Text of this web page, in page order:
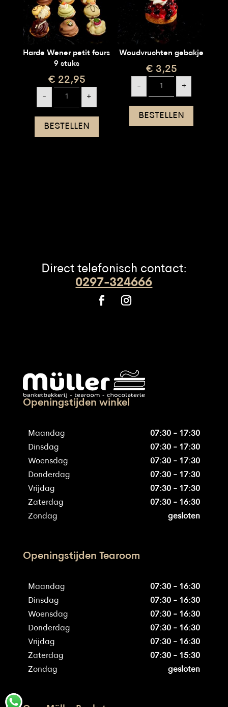
Harde Wener petit fours
9 stuks
€ 22,95
-
Wener
petit
fours
9
stuks
aantal
+
BESTELLEN
Woudvruchten gebakje
€ 3,25
-
gebakje
aantal
+
BESTELLEN
Direct telefonisch contact:
0297-324666
Openingstijden winkel
Maandag
07:30 - 17:30
Dinsdag
07:30 - 17:30
Woensdag
07:30 - 17:30
Donderdag
07:30 - 17:30
Vrijdag
07:30 - 17:30
Zaterdag
07:30 - 16:30
Zondag
gesloten
Openingstijden Tearoom
Maandag
07:30 - 16:30
Dinsdag
07:30 - 16:30
Woensdag
07:30 - 16:30
Donderdag
07:30 - 16:30
Vrijdag
07:30 - 16:30
Zaterdag
07:30 - 15:30
Zondag
gesloten